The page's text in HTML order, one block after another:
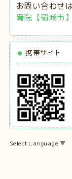
お問い合わせ
骨院【稲城市
携帯サイト
Select Language ▼